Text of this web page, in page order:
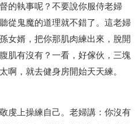
的執事呢？不要說你服侍老婦
從鬼魔的道理就不錯了。這老婦
女婿，把你那肌肉練出來，脫開
肌有沒有？一看，好傢伙，三塊
啊，就去健身房開始天天練。
虔上操練自己。老婦講：你沒有